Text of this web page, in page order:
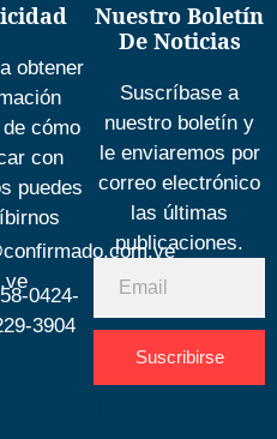
obtener
cómo
con
puedes
0424-
3904
Nuestro Boletín
De Noticias
Suscríbase a
nuestro boletín y
le enviaremos por
correo electrónico
las últimas
publicaciones.
Suscribirse